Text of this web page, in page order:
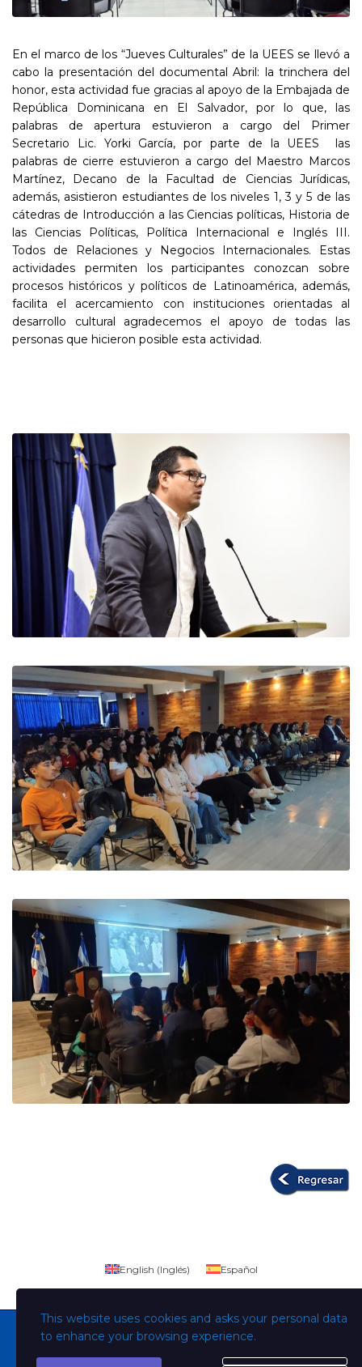
En el marco de los “Jueves Culturales” de la UEES se llevó a
cabo la presentación del documental Abril: la trinchera del
honor, esta actividad fue gracias al apoyo de la Embajada de
República Dominicana en El Salvador, por lo que, las
palabras de apertura estuvieron a cargo del Primer
Secretario Lic. Yorki García, por parte de la UEES las
palabras de cierre estuvieron a cargo del Maestro Marcos
Martínez, Decano de la Facultad de Ciencias Jurídicas,
además, asistieron estudiantes de los niveles 1, 3 y 5 de las
cátedras de Introducción a las Ciencias políticas, Historia de
las Ciencias Políticas, Política Internacional e Inglés III.
Todos de Relaciones y Negocios Internacionales. Estas
actividades permiten los participantes conozcan sobre
procesos históricos y políticos de Latinoamérica, además,
facilita el acercamiento con instituciones orientadas al
desarrollo cultural agradecemos el apoyo de todas las
personas que hicieron posible esta actividad.
This website uses cookies and asks your personal data
to enhance your browsing experience.
English (Inglés) Español